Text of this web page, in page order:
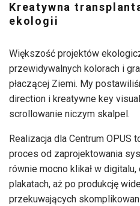
Kreatywna
ekologii
Większość projektów
przewidywalnych kolorach i
płaczącej Ziemi. My
direction i kreatywne key
scrollowanie niczym skalpel.
Realizacja dla Centrum OPUS
proces od zaprojektowania
równie mocno klikał w
plakatach, aż po produkcję
przekuwających